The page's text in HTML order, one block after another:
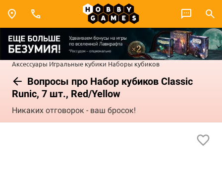
Аксессуары Игральные кубики Наборы кубиков
Вопросы про Набор кубиков Classic
Runic, 7 шт., Red/Yellow
Никаких отговорок - ваш бросок!